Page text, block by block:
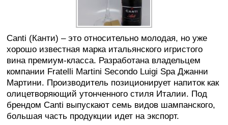
Canti (Канти) – это относительно молодая, но уже
хорошо известная марка итальянского игристого
вина премиум-класса. Разработана владельцем
компании Fratelli Martini Secondo Luigi Spa Джанни
Мартини. Производитель позиционирует напиток как
олицетворяющий утонченного стиля Италии. Под
брендом Canti выпускают семь видов шампанского,
большая часть продукции идет на экспорт.